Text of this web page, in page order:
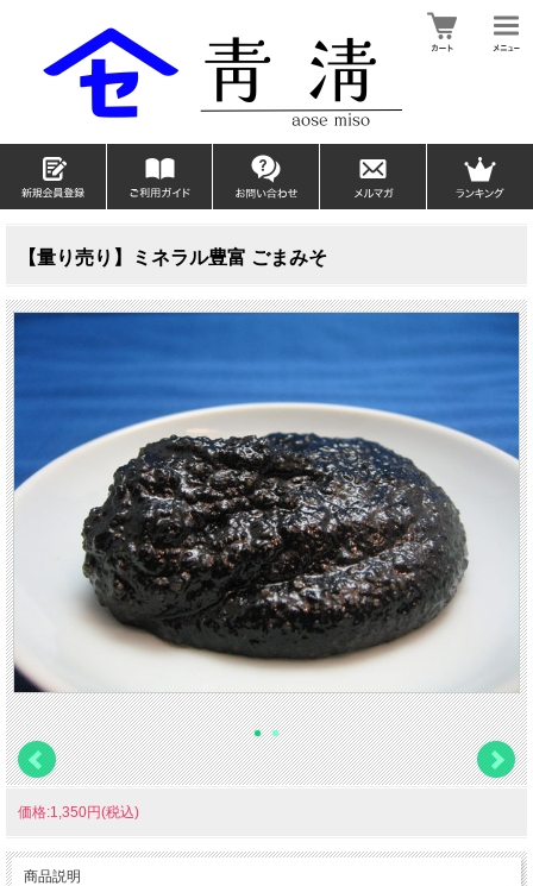
【量り売り】ミネラル豊富 ごまみそ
価格:1,350円(税込)
商品説明